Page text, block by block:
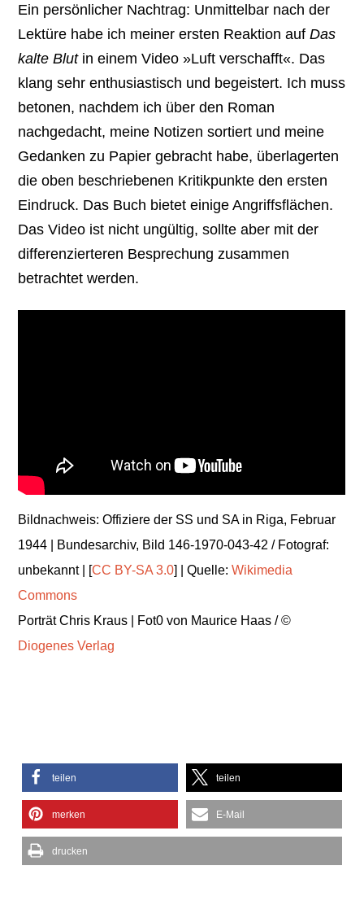
Ein persönlicher Nachtrag: Unmittelbar nach der
Lektüre habe ich meiner ersten Reaktion aufDas
kalte Blutin einem Video »Luft verschafft«. Das
klang sehr enthusiastisch und begeistert. Ich muss
betonen, nachdem ich über den Roman
nachgedacht, meine Notizen sortiert und meine
Gedanken zu Papier gebracht habe, überlagerten
die oben beschriebenen Kritikpunkte den ersten
Eindruck. Das Buch bietet einige Angriffsflächen.
Das Video ist nicht ungültig, sollte aber mit der
differenzierteren Besprechung zusammen
betrachtet werden.
Bildnachweis: Offiziere der SS und SA in Riga, Februar
1944 | Bundesarchiv, Bild 146-1970-043-42 / Fotograf:
unbekannt | [CC BY-SA 3.0] | Quelle:Wikimedia
Commons
Porträt Chris Kraus | Fot0 von Maurice Haas / ©
Diogenes Verlag
teilen teilen
merken E-Mail
drucken